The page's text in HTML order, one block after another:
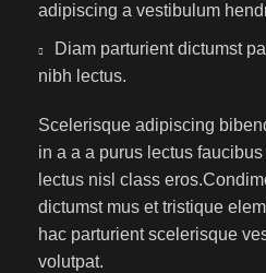
adipiscing a vestibulum
Diam parturient dictumst
nibh lectus.
Scelerisque adipiscing
in a a a purus lectus
lectus nisl class
dictumst mus et tristique
hac parturient scelerisque
volutpat.